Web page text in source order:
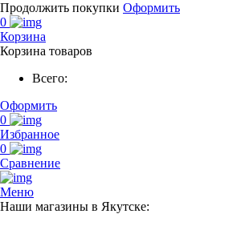
Продолжить покупки Оформить
0
Корзина
Корзина товаров
Всего:
Оформить
0
Избранное
0
Сравнение
Меню
Наши магазины в Якутске: